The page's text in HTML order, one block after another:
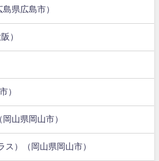
県広島市）
）
）
山県岡山市）
ス）（岡山県岡山市）